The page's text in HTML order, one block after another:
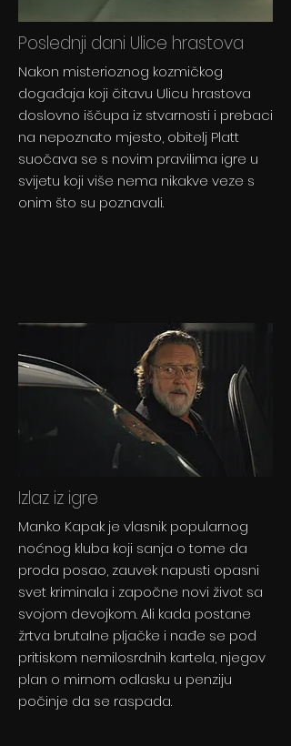
Poslednji dani Ulice hrastova
Nakon misterioznog kozmičkog
događaja koji čitavu Ulicu hrastova
doslovno iščupa iz stvarnosti i prebaci
na nepoznato mjesto, obitelj Platt
suočava se s novim pravilima igre u
svijetu koji više nema nikakve veze s
onim što su poznavali.
Izlaz iz igre
Manko Kapak je vlasnik popularnog
noćnog kluba koji sanja o tome da
proda posao, zauvek napusti opasni
svet kriminala i započne novi život sa
svojom devojkom. Ali kada postane
žrtva brutalne pljačke i nađe se pod
pritiskom nemilosrdnih kartela, njegov
plan o mirnom odlasku u penziju
počinje da se raspada.